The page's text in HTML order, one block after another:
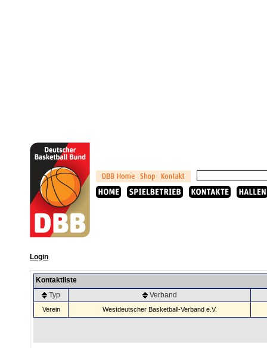
Login
Kontaktliste
Typ
Verband
Verein Westdeutscher Basketball-Verband e.V.